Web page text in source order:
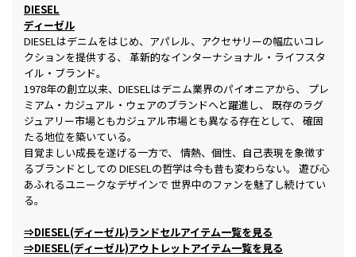
DIESEL
ディーゼル
DIESELはデニムをはじめ、アパレル、アクセサリーの幅広いコレ
クションを提供する、 革新的なインターナショナル・ライフスタ
イル・ブランド。
1978年の創立以来、DIESELはデニム業界のパイオニアから、 プレ
ミアム・カジュアル・ウェアのブランドへと躍進し、 既存のラグ
ジュアリー市場ともカジュアル市場とも異なる存在として、 確固
たる地位を築いている。
目覚ましい成長を遂げる一方で、 情熱、個性、自己表現を象徴す
るブランドとしての DIESELの哲学は今も昔も変わらない。 遊び心
あふれるユニークなデザインで 世界中のファンを魅了し続けてい
る。
⇒DIESEL(ディーゼル)ランドセルアイテム一覧を見る
⇒DIESEL(ディーゼル)アウトレットアイテム一覧を見る